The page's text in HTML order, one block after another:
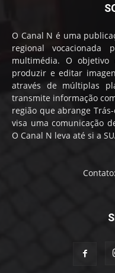
O Canal N é uma
regional vocacionada
multimédia. O
produzir e editar
através de múltiplas
transmite informação
região que abrange
visa uma comunicação
O Canal N leva até si a
Contato: